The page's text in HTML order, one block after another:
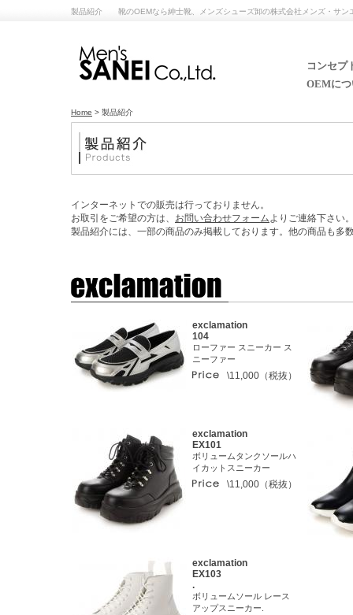
製品紹介 靴のOEMなら紳士靴、メンズシューズ卸の株式会社メンズ・サン
コンセプ
OEMにつ
Home > 製品紹介
インターネットでの販売は行っておりません。
お取引をご希望の方は、 お問い合わせフォームよりご連絡下さい
製品紹介には、一部の商品のみ掲載しております。他の商品も多
exclamation
104
ローファー スニーカー ス
ニーファー
\11,000（税抜）
exclamation
EX101
ボリュームタンクソールハ
イカットスニーカー
\11,000（税抜）
exclamation
EX103
.
ボリュームソール レース
アップスニーカー.